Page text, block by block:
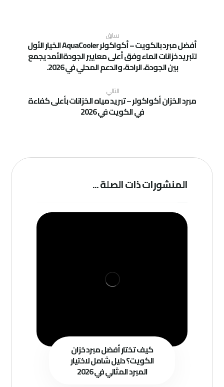
سابق
أفضل مبرد بالكويت – أكواكولر AquaCooler الخيار الأول
لتبريد خزانات الماء وفق أعلى معايير الجودةالأمد يجمع
بين الجودة، الراحة، والدعم المحلي في 2026.
التالي
مبرد الخزان أكواكولر – تبريد مياه الخزانات بأعلى كفاءة
في الكويت في 2026
المنشورات ذات الصلة ...
كيف تختار أفضل مبرد خزان
الكويت؟ دليل شامل لاختيار
المبرد المثالي في 2026